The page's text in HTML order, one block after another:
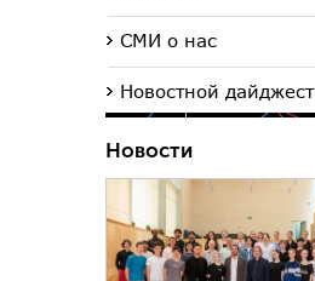
СМИ о нас
Новостной дайджест
Новости